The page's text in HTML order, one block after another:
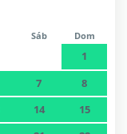
Sáb Dom
1
7
8
14
15